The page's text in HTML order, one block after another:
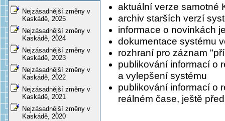
Nejzásadnější změny v
Kaskádě, 2025
Nejzásadnější změny v
Kaskádě, 2024
Nejzásadnější změny v
Kaskádě, 2023
Nejzásadnější změny v
Kaskádě, 2022
Nejzásadnější změny v
Kaskádě, 2021
Nejzásadnější změny v
Kaskádě, 2020
aktuální verze samotné
archiv starších verzí
informace o novinkách
dokumentace systému
rozhraní pro záznam
publikování informací o
a vylepšení systému
publikování informací o
reálném čase, ještě